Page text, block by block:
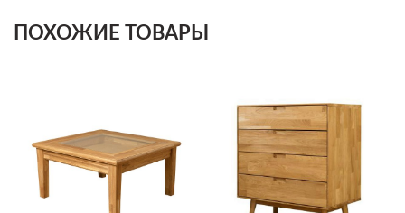
ПОХОЖИЕ ТОВАРЫ